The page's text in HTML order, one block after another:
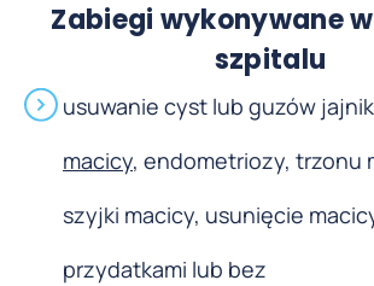
Zabiegi wykonywane
szpitalu
usuwanie cyst lub guzów
macicy, endometriozy, trzonu
szyjki macicy, usunięcie
przydatkami lub bez